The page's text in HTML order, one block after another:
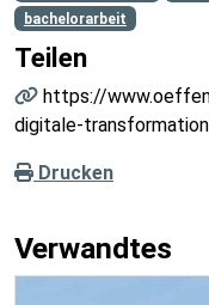
bachelorarbeit
Teilen
https://
digitale-
Drucken
Verwandtes